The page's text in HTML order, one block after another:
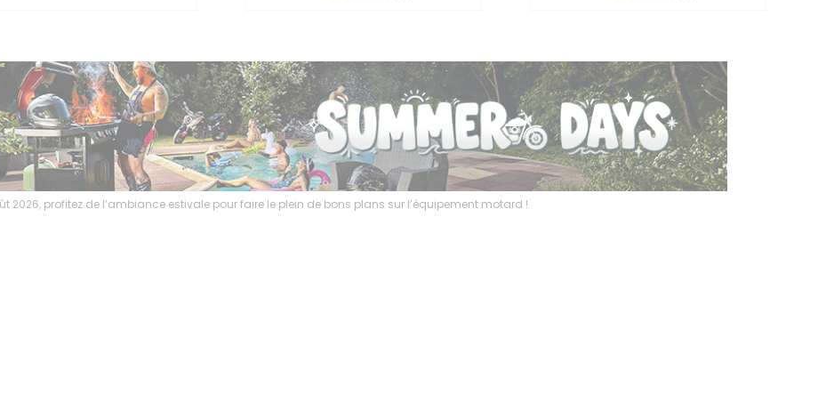
2026, profitez de l’ambiance estivale pour faire le plein de bons plans sur l’équipement motard !